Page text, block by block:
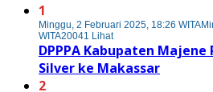
1
Minggu, 2 Februari 2025, 18:26 WITA
WITA20041 Lihat
DPPPA Kabupaten
Silver ke Makassar
2